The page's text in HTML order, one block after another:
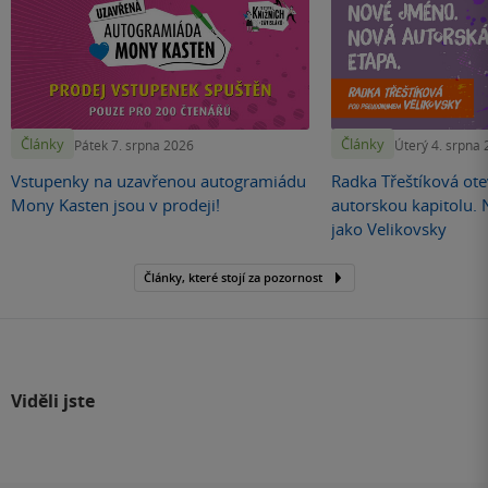
Články Pátek 7. srpna 2026
Vstupenky na uzavřenou autogramiádu
Mony Kasten jsou v prodeji!
Články Úterý 4. srpna
Radka Třeštíková
autorskou kapitolu.
jako Velikovsky
Články, které stojí za pozornost
Viděli jste